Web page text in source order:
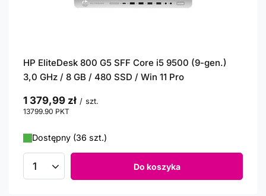
HP EliteDesk 800 G5 SFF Core i5 9500 (9-gen.)
3,0 GHz / 8 GB / 480 SSD / Win 11 Pro
1 379,99 zł / szt.
13799.90 PKT
Dostępny (36 szt.)
Ilość produktów Do koszyka